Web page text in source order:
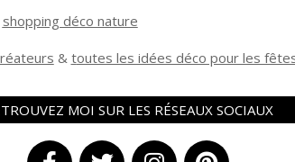
shopping déco nature
& toutes les idées déco pour les
MOI SUR LES RÉSEAUX SOCIAUX